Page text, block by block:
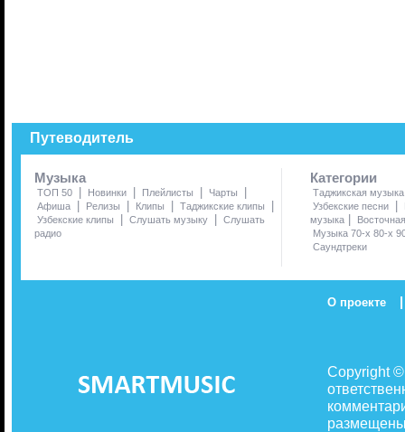
Путеводитель
Музыка
ТОП 50 | Новинки | Плейлисты | Чарты |
Афиша | Релизы | Клипы | Таджикские клипы |
Узбекские клипы | Слушать музыку | Слушать
радио
Категории
Таджикская музыка
Узбекские песни
|
музыка |
Музыка 70-х 80-х
Саундтреки
О проекте |
Copyright
размещены